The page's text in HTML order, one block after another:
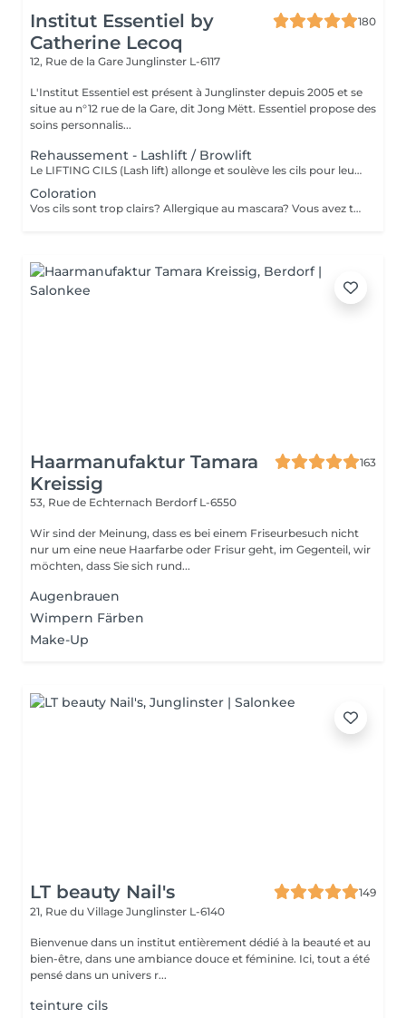
Institut Essentiel by
Catherine Lecoq
180
12, Rue de la Gare Junglinster L-6117
L'Institut Essentiel est présent à Junglinster depuis 2005 et se
situe au n°12 rue de la Gare, dit Jong Mëtt. Essentiel propose des
soins personnalis...
Rehaussement - Lashlift / Browlift
Le LIFTING CILS (Lash lift) allonge et soulève les cils pour leur donner un "effet mascara". Cela rajeunit et ouvre le regard. Convient également aux cils courts. Important: déconseillé pendant la grossesse. Retirer les lentilles avant l'intervention! Le LIFTING SOURCILS (Brow lift) dresse les poils et épaissit ainsi les sourcils. Cela permet de redéfinir la ligne des sourcils. Effet anti-âge garantit! Tenue du lifting (4-6 semaines) sans entretien
Coloration
Vos cils sont trop clairs? Allergique au mascara? Vous avez teint vos cheveux et vos sourcils sont trop clairs? Donnez de l'intensité à votre regard et adaptez la couleur selon votre look. Un masque hydratant et un massage relaxant vous sera propser pendant la pose de la couleur. Un petit moment de détente à ne pas rater. Tenue de la couleur 3-4 semaines
Haarmanufaktur Tamara
Kreissig
163
53, Rue de Echternach Berdorf L-6550
Wir sind der Meinung, dass es bei einem Friseurbesuch nicht
nur um eine neue Haarfarbe oder Frisur geht, im Gegenteil, wir
möchten, dass Sie sich rund...
Augenbrauen
Wimpern Färben
Make-Up
LT beauty Nail's
149
21, Rue du Village Junglinster L-6140
Bienvenue dans un institut entièrement dédié à la beauté et au
bien-être, dans une ambiance douce et féminine. Ici, tout a été
pensé dans un univers r...
teinture cils